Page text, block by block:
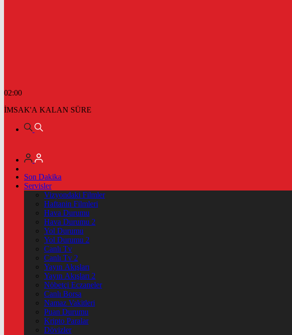
02:00
İMSAK'A KALAN SÜRE
Son Dakika
Servisler
Vizyondaki Filmler
Haftanin Filmleri
Hava Durumu
Hava Durumu 2
Yol Durumu
Yol Durumu 2
Canlı Tv
Canlı Tv 2
Yayın Akışları
Yayın Akışları 2
Nöbetçi Eczaneler
Canlı Borsa
Namaz Vakitleri
Puan Durumu
Kripto Paralar
Dövizler